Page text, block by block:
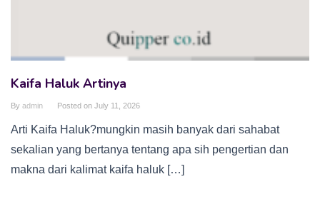
Kaifa Haluk Artinya
By admin Posted on July 11, 2026
Arti Kaifa Haluk?mungkin masih banyak dari sahabat
sekalian yang bertanya tentang apa sih pengertian dan
makna dari kalimat kaifa haluk […]